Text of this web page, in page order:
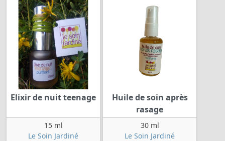
Elixir de nuit teenage
15 ml
Le Soin Jardiné
Huile de soin après
rasage
30 ml
Le Soin Jardiné